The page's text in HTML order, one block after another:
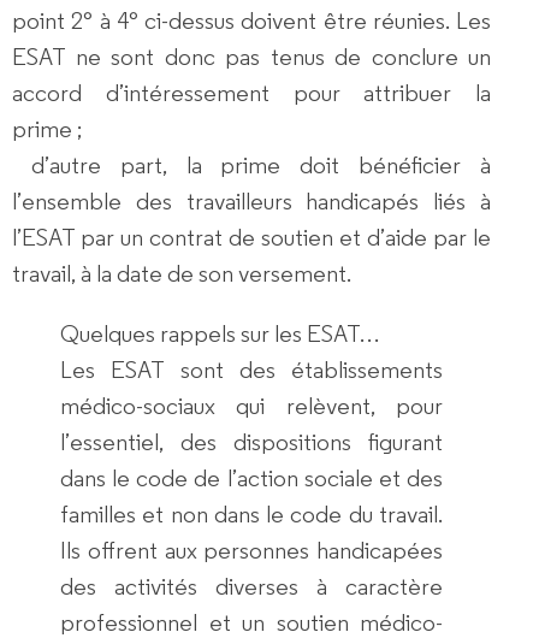
point 2° à 4° ci-dessus doivent être réunies. Les
ESAT ne sont donc pas tenus de conclure un
accord d’intéressement pour attribuer la
prime ;
d’autre part, la prime doit bénéficier à
l’ensemble des travailleurs handicapés liés à
l’ESAT par un contrat de soutien et d’aide par le
travail, à la date de son versement.
Quelques rappels sur les ESAT…
Les ESAT sont des établissements
médico-sociaux qui relèvent, pour
l’essentiel, des dispositions figurant
dans le code de l’action sociale et des
familles et non dans le code du travail.
Ils offrent aux personnes handicapées
des activités diverses à caractère
professionnel et un soutien médico-